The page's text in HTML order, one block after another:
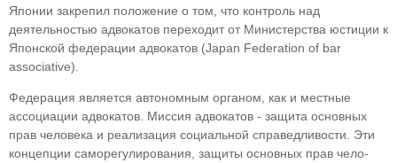
Японии закрепил положение о том, что контроль над
деятельностью адвока­тов переходит от Министерства юстиции к
Япон­ской федерации адвокатов (Japan Federation of bar
associative).
Федерация является автономным органом, как и местные
ассоциации адвокатов. Миссия адвока­тов - защита основных
прав человека и реализа­ция социальной справедливости. Эти
концепции саморегулирования, защиты основных прав чело­